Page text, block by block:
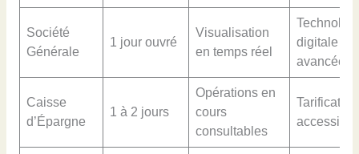
Société
Générale
1 jour ouvré
Visualisation
en temps réel
digitale
avancée
Caisse
d’Épargne
1 à 2 jours
Opérations en
cours
consultables
Tarification
accessible